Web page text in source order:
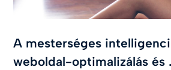
A mesterséges
weboldal-optimalizálás és